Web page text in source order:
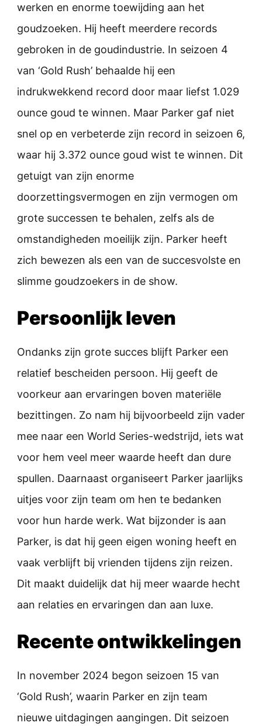
werken en enorme toewijding aan het
goudzoeken. Hij heeft meerdere records
gebroken in de goudindustrie. In seizoen 4
van ‘Gold Rush’ behaalde hij een
indrukwekkend record door maar liefst 1.029
ounce goud te winnen. Maar Parker gaf niet
snel op en verbeterde zijn record in seizoen 6,
waar hij 3.372 ounce goud wist te winnen. Dit
getuigt van zijn enorme
doorzettingsvermogen en zijn vermogen om
grote successen te behalen, zelfs als de
omstandigheden moeilijk zijn. Parker heeft
zich bewezen als een van de succesvolste en
slimme goudzoekers in de show.
Persoonlijk leven
Ondanks zijn grote succes blijft Parker een
relatief bescheiden persoon. Hij geeft de
voorkeur aan ervaringen boven materiële
bezittingen. Zo nam hij bijvoorbeeld zijn vader
mee naar een World Series-wedstrijd, iets wat
voor hem veel meer waarde heeft dan dure
spullen. Daarnaast organiseert Parker jaarlijks
uitjes voor zijn team om hen te bedanken
voor hun harde werk. Wat bijzonder is aan
Parker, is dat hij geen eigen woning heeft en
vaak verblijft bij vrienden tijdens zijn reizen.
Dit maakt duidelijk dat hij meer waarde hecht
aan relaties en ervaringen dan aan luxe.
Recente ontwikkelingen
In november 2024 begon seizoen 15 van
‘Gold Rush’, waarin Parker en zijn team
nieuwe uitdagingen aangingen. Dit seizoen